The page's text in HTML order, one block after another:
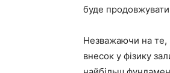
буде
Незважаючи на те,
внесок у фізику